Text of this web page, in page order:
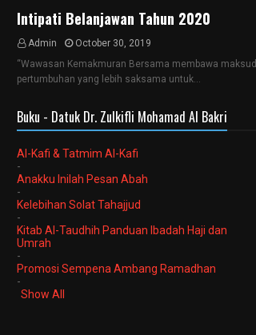
Intipati Belanjawan Tahun 2020
Admin
October 30, 2019
“Wawasan Kemakmuran Bersama membawa maksud
pertumbuhan yang lebih saksama untuk…
Buku - Datuk Dr. Zulkifli Mohamad Al Bakri
Al-Kafi & Tatmim Al-Kafi
-
Anakku Inilah Pesan Abah
-
Kelebihan Solat Tahajjud
-
Kitab Al-Taudhih Panduan Ibadah Haji dan
Umrah
-
Promosi Sempena Ambang Ramadhan
-
Show All